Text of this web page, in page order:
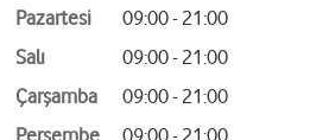
Pazartesi
09:00 - 21:00
Salı
09:00 - 21:00
Çarşamba
09:00 - 21:00
Perşembe
09:00 - 21:00